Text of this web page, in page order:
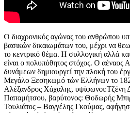
Ο διαχρονικός αγώνας του ανθρώπου
βασικών δικαιωμάτων του, μέχρι να
το κεντρικό θέμα. Η συλλογική αλλά
είναι ο πολυπόθητος στόχος. Ο αέναος
δυνάμεων δημιουργεί την πλοκή του
Μεγάλο Ξεσηκωμό τών Ελλήνων το
Αλέξανδρος Χάχαλης, υψίφωνοι:Τζένη
Παπαμήτσου, βαρύτονος: Θοδωρής
Τουλιάτος – Βαγγέλης Γκούμας,